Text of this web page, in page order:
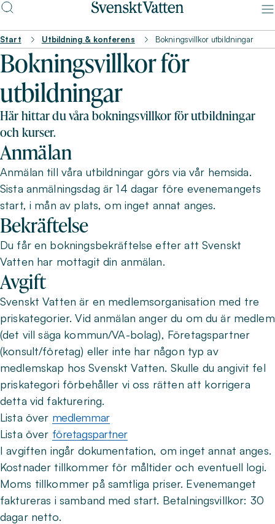
Start Utbildning & konferens Bokningsvillkor utbildningar
Bokningsvillkor för
utbildningar
Här hittar du våra bokningsvillkor för utbildningar
och kurser.
Anmälan
Anmälan till våra utbildningar görs via vår hemsida.
Sista anmälningsdag är 14 dagar före evenemangets
start, i mån av plats, om inget annat anges.
Bekräftelse
Du får en bokningsbekräftelse efter att Svenskt
Vatten har mottagit din anmälan.
Avgift
Svenskt Vatten är en medlemsorganisation med tre
priskategorier. Vid anmälan anger du om du är medlem
(det vill säga kommun/VA-bolag), Företagspartner
(konsult/företag) eller inte har någon typ av
medlemskap hos Svenskt Vatten. Skulle du angivit fel
priskategori förbehåller vi oss rätten att korrigera
detta vid fakturering.
Lista över medlemmar
Lista över företagspartner
I avgiften ingår dokumentation, om inget annat anges.
Kostnader tillkommer för måltider och eventuell logi.
Moms tillkommer på samtliga priser. Evenemanget
faktureras i samband med start. Betalningsvillkor: 30
dagar netto.